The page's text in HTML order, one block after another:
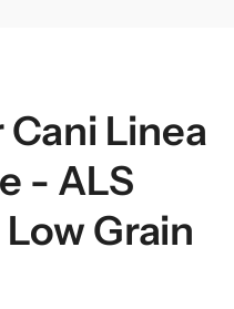
Linea
- ALS
Grain